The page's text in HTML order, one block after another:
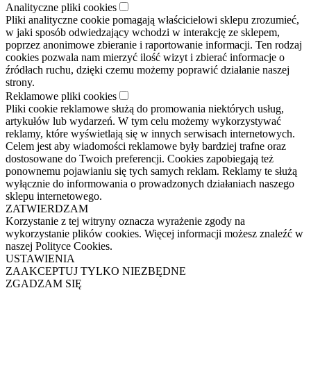
Analityczne pliki cookies
Pliki analityczne cookie pomagają właścicielowi sklepu zrozumieć,
w jaki sposób odwiedzający wchodzi w interakcję ze sklepem,
poprzez anonimowe zbieranie i raportowanie informacji. Ten rodzaj
cookies pozwala nam mierzyć ilość wizyt i zbierać informacje o
źródłach ruchu, dzięki czemu możemy poprawić działanie naszej
strony.
Reklamowe pliki cookies
Pliki cookie reklamowe służą do promowania niektórych usług,
artykułów lub wydarzeń. W tym celu możemy wykorzystywać
reklamy, które wyświetlają się w innych serwisach internetowych.
Celem jest aby wiadomości reklamowe były bardziej trafne oraz
dostosowane do Twoich preferencji. Cookies zapobiegają też
ponownemu pojawianiu się tych samych reklam. Reklamy te służą
wyłącznie do informowania o prowadzonych działaniach naszego
sklepu internetowego.
ZATWIERDZAM
Korzystanie z tej witryny oznacza wyrażenie zgody na
wykorzystanie plików cookies. Więcej informacji możesz znaleźć w
naszej Polityce Cookies.
USTAWIENIA
ZAAKCEPTUJ TYLKO NIEZBĘDNE
ZGADZAM SIĘ